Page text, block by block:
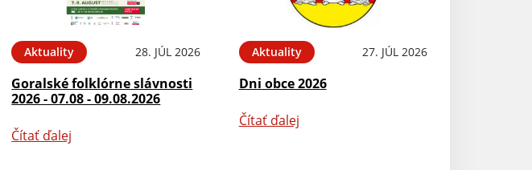
Aktuality 28. JÚL 2026
Goralské folklórne slávnosti
2026 - 07.08 - 09.08.2026
Čítať ďalej
Aktuality 27. JÚL 2026
Dni obce 2026
Čítať ďalej